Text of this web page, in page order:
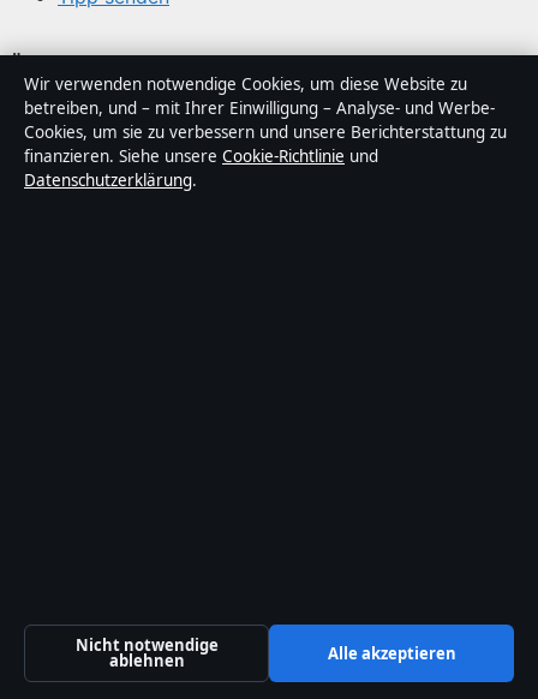
Über uns
Über uns
Redaktion
Über Wirtschaftsquelle in Kürze
Wir verwenden notwendige Cookies, um diese Website zu
betreiben, und – mit Ihrer Einwilligung – Analyse- und Werbe-
Cookies, um sie zu verbessern und unsere Berichterstattung zu
finanzieren. Siehe unsere Cookie-Richtlinie und
Datenschutzerklärung.
Nicht notwendige
ablehnen Alle akzeptieren